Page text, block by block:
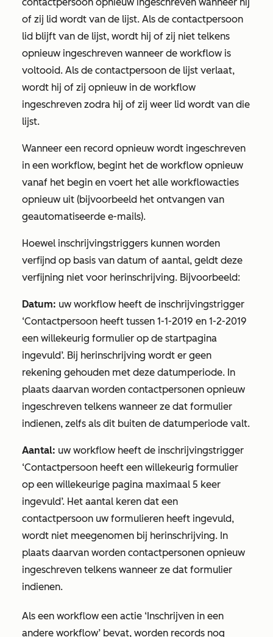
of zij lid wordt van de lijst. Als de contactpersoon
lid blijft van de lijst, wordt hij of zij niet telkens
opnieuw ingeschreven wanneer de workflow is
voltooid. Als de contactpersoon de lijst verlaat,
wordt hij of zij opnieuw in de workflow
ingeschreven zodra hij of zij weer lid wordt van die
lijst.
Wanneer een record opnieuw wordt ingeschreven
in een workflow, begint het de workflow opnieuw
vanaf het begin en voert het alle workflowacties
opnieuw uit (bijvoorbeeld het ontvangen van
geautomatiseerde e-mails).
Hoewel inschrijvingstriggers kunnen worden
verfijnd op basis van datum of aantal, geldt deze
verfijning niet voor herinschrijving. Bijvoorbeeld:
Datum: uw workflow heeft de inschrijvingstrigger
‘Contactpersoon heeft tussen 1-1-2019 en 1-2-2019
een willekeurig formulier op de startpagina
ingevuld’. Bij herinschrijving wordt er geen
rekening gehouden met deze datumperiode. In
plaats daarvan worden contactpersonen opnieuw
ingeschreven telkens wanneer ze dat formulier
indienen, zelfs als dit buiten de datumperiode valt.
Aantal: uw workflow heeft de inschrijvingstrigger
‘Contactpersoon heeft een willekeurig formulier
op een willekeurige pagina maximaal 5 keer
ingevuld’. Het aantal keren dat een
contactpersoon uw formulieren heeft ingevuld,
wordt niet meegenomen bij herinschrijving. In
plaats daarvan worden contactpersonen opnieuw
ingeschreven telkens wanneer ze dat formulier
indienen.
Als een workflow een actie ‘Inschrijven in een
andere workflow’ bevat, worden records nog